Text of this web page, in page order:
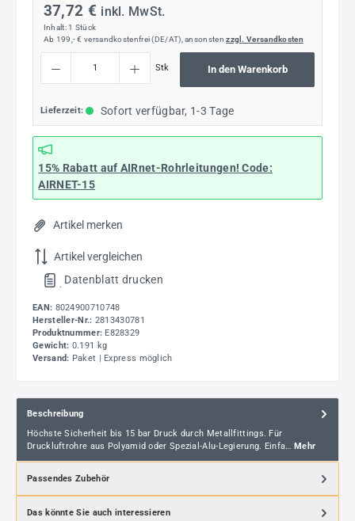
37,72 € inkl. MwSt.
Inhalt: 1 Stück
Ab 199,- € versandkostenfrei (DE/AT), ansonstenzzgl. Versandkosten
Stk In den Warenkorb
Lieferzeit: Sofort verfügbar, 1-3 Tage
15% Rabatt auf AIRnet-Rohrleitungen! Code:
AIRNET-15
Artikel merken
Artikel vergleichen
. Datenblatt drucken
EAN: 8024900710748
Hersteller-Nr.: 2813430781
Produktnummer: E828329
Gewicht: 0.191 kg
Versand: Paket | Express möglich
Beschreibung
Höchste Sicherheit bis 15 bar Druck durch Metallfittings. Für
Druckluftrohre aus Polyamid oder Spezial-Alu-Legierung. Einfa… Mehr
Passendes Zubehör
Das könnte Sie auch interessieren